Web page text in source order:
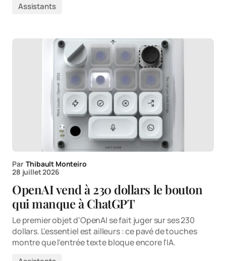
Assistants
Par Thibault Monteiro
28 juillet 2026
OpenAI vend à 230 dollars le bouton
qui manque à ChatGPT
Le premier objet d'OpenAI se fait juger sur ses 230
dollars. L'essentiel est ailleurs : ce pavé de touches
montre que l'entrée texte bloque encore l'IA.